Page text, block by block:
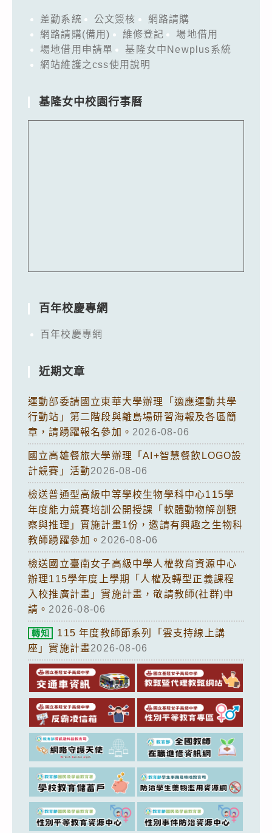
差勤系統 公文簽核
網路請購
網路請購(備用)
維修登記
場地借用
場地借用申請單
基隆女中Newplus系統
網站維護之css使用說明
基隆女中校園行事曆
百年校慶專網
百年校慶專網
近期文章
運動部委請國立東華大學辦理「適應運動共學
行動站」第二階段與離島場研習海報及各區簡
章，請踴躍報名參加。 2026-08-06
國立高雄餐旅大學辦理「AI+智慧餐飲LOGO設
計競賽」活動2026-08-06
檢送普通型高級中等學校生物學科中心115學
年度能力競賽培訓公開授課「軟體動物解剖觀
察與推理」實施計畫1份，邀請有興趣之生物科
教師踴躍參加。 2026-08-06
檢送國立臺南女子高級中學人權教育資源中心
辦理115學年度上學期「人權及轉型正義課程
入校推廣計畫」實施計畫，敬請教師(社群)申
請。 2026-08-06
轉知
115 年度教師節系列「雲支持線上講
座」實施計畫2026-08-06